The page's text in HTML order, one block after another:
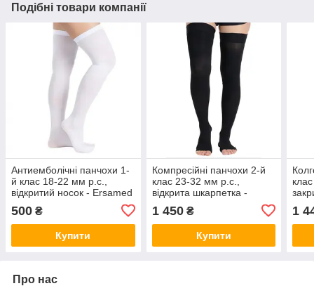
Подібні товари компанії
Антиемболічні панчохи 1-
й клас 18-22 мм р.с.,
відкритий носок - Ersamed
500 ₴
Купити
Компресійні панчохи 2-й
клас 23-32 мм р.с.,
відкрита шкарпетка -
ЧОРНІ
1 450₴
Купити
1
Про нас